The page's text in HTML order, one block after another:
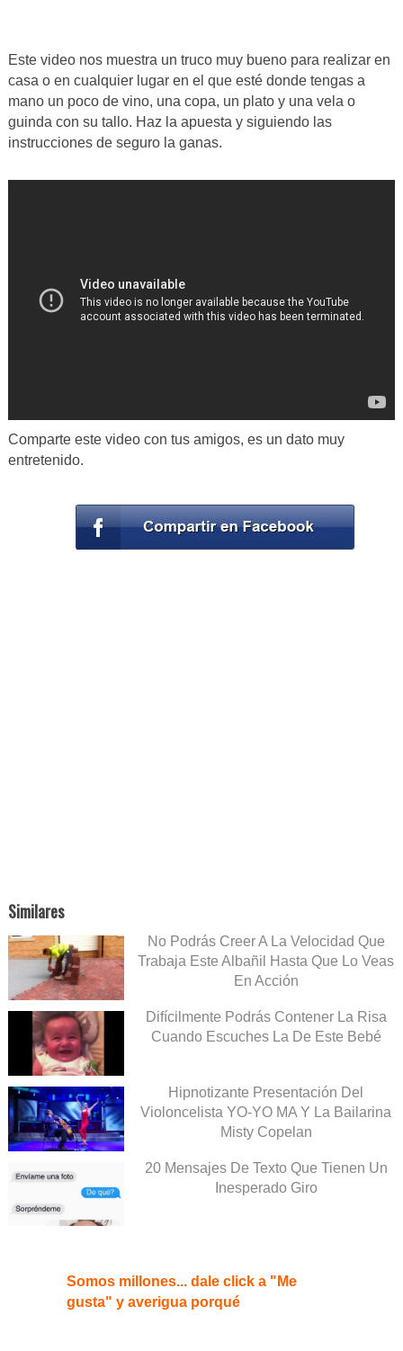
Este video nos muestra un truco muy bueno para realizar en
casa o en cualquier lugar en el que esté donde tengas a
mano un poco de vino, una copa, un plato y una vela o
guinda con su tallo. Haz la apuesta y siguiendo las
instrucciones de seguro la ganas.
Comparte este video con tus amigos, es un dato muy
entretenido.
Similares
No Podrás Creer A La Velocidad Que
Trabaja Este Albañil Hasta Que Lo Veas
En Acción
Difícilmente Podrás Contener La Risa
Cuando Escuches La De Este Bebé
Hipnotizante Presentación Del
Violoncelista YO-YO MA Y La Bailarina
Misty Copelan
20 Mensajes De Texto Que Tienen Un
Inesperado Giro
Somos millones... dale click a "Me
gusta" y averigua porqué